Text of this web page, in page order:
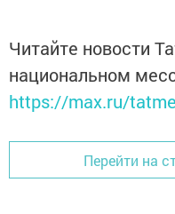
Читайте новости
национальном
https://max.ru/
Перейти на